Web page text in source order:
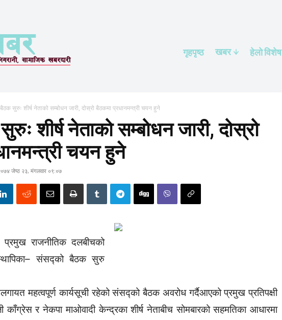
गृहपृष्ठ खबर हेलाे विशेष
सुरुः शीर्ष नेताको सम्बोधन जारी, दोस्रो बैठकमा प्रधानमन्त्री चयन हुने
शीर्ष नेताको सम्बोधन जारी, दोस्रो
चयन हुने
जेष्ठ २३, मंगलवार ०९:०७
राजनीतिक दलबीचको
संसद्को बैठक सुरु
महत्वपूर्ण कार्यसूची रहेको संसद्को बैठक अवरोध गर्दैआएको प्रमुख प्रतिपक्षी
काँग्रेस र नेकपा माओवादी केन्द्रका शीर्ष नेताबीच सोमबारको सहमतिका आधारमा